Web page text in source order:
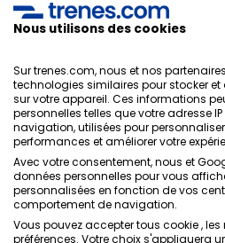
protection des données
ONLINE TRAVEL SOLUTIONS.
Nous utilisons des cookies
Sur trenes.com, nous et nos
technologies similaires pour stocker
sur votre appareil. Ces informations
personnelles telles que votre adresse
navigation, utilisées pour
performances et améliorer votre
Avec votre consentement, nous et
données personnelles pour vous
personnalisées en fonction de vos
comportement de navigation.
Vous pouvez accepter tous cookie ,
préférences. Votre choix s'appliquera